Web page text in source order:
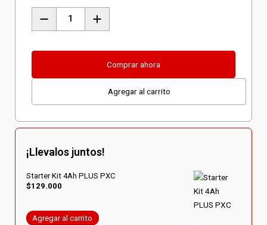
Pulverizador
Inalambrico
18/35
cantidad
Comprar ahora
Agregar al carrito
¡Llevalos juntos!
Starter Kit 4Ah PLUS PXC
$129.000
Agregar al carrito